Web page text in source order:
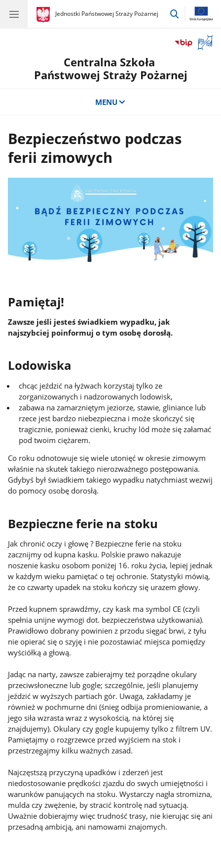
gov.pl
Jednostki Państwowej Straży Pożarnej
gov.pl
Jednostki
przejdź
okno
Centralna Szkoła
Państwowej Straży Pożarnej
MENU
Bezpieczeństwo podczas
ferii zimowych
Pamiętaj!
Zawsze jeśli jesteś świadkiem wypadku, jak
najszybciej poinformuj o tym osobę dorosłą.
Lodowiska
chcąc jeździć na łyżwach korzystaj tylko ze
zorganizowanych i nadzorowanych lodowisk,
zabawa na zamarzniętym jeziorze, stawie, gliniance lub
rzece jest bardzo niebezpieczna i może skończyć się
tragicznie, ponieważ cienki, kruchy lód może się załamać
pod twoim ciężarem.
Co roku odnotowuje się wiele utonięć w okresie zimowym
właśnie na skutek takiego nierozważnego postępowania.
Gdybyś był świadkiem takiego wypadku natychmiast wezwij
do pomocy osobę dorosłą.
Bezpieczne ferie na stoku
Jak chronić oczy i głowę ? Bezpieczne ferie na stoku
zacznijmy od kupna kasku. Polskie prawo nakazuje
noszenie kasku osobom poniżej 16. roku życia, lepiej jednak
w każdym wieku pamiętać o tej ochronie. Statystyki mówią,
że co czwarty upadek na stoku kończy się urazem głowy.
Przed kupnem sprawdźmy, czy kask ma symbol CE (czyli
spełnia unijne wymogi dot. bezpieczeństwa użytkowania).
Prawidłowo dobrany powinien z przodu sięgać brwi, z tyłu
nie opierać się o szyję i nie pozostawiać miejsca pomiędzy
wyściółką a głową.
Jadąc na narty, zawsze zabierajmy też porządne okulary
przeciwsłoneczne lub gogle; szczególnie, jeśli planujemy
jeździć w wyższych partiach gór. Uwaga, zakładamy je
również w pochmurne dni (śnieg odbija promieniowanie, a
jego siła wzrasta wraz z wysokością, na której się
znajdujemy). Okulary czy gogle kupujemy tylko z filtrem UV.
Pamiętajmy o rozgrzewce przed wyjściem na stok i
przestrzegajmy kilku ważnych zasad.
Najczęstszą przyczyną upadków i zderzeń jest
niedostosowanie prędkości zjazdu do swych umiejętności i
warunków panujących na stoku. Wystarczy nagła stromizna,
mulda czy zwężenie, by stracić kontrolę nad sytuacją.
Uważnie dobierajmy więc trudność trasy, nie kierując się ani
przesadną ambicją, ani namowami znajomych.